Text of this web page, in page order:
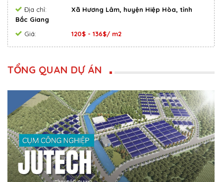
Địa chỉ:
Xã Hương Lâm, huyện Hiệp Hòa, tỉnh
Bắc Giang
Giá:
120$ - 136$/ m2
TỔNG QUAN DỰ ÁN